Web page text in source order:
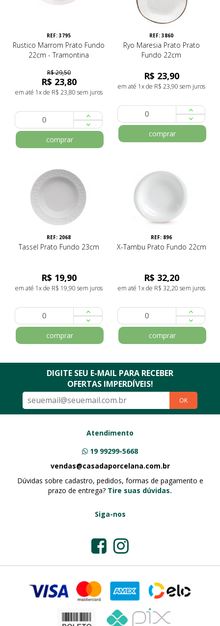
REF: 3795
Rustico Marrom Prato Fundo
22cm - Tramontina
R$ 29,50
R$ 23,80
em até 1x de R$ 23,80 sem juros
comprar
REF: 3860
Ryo Maresia Prato Prato
Fundo 22cm
R$ 23,90
em até 1x de R$ 23,90 sem juros
comprar
REF: 2068
Tassel Prato Fundo 23cm
R$ 19,90
em até 1x de R$ 19,90 sem juros
comprar
REF: 896
X-Tambu Prato Fundo 22cm
R$ 32,20
em até 1x de R$ 32,20 sem juros
comprar
DIGITE SEU E-MAIL PARA RECEBER
OFERTAS IMPERDÍVEIS!
OK
Atendimento
19 99299-5668
vendas@casadaporcelana.com.br
Dúvidas sobre cadastro, pedidos, formas de pagamento e
prazo de entrega? Tire suas dúvidas.
Siga-nos